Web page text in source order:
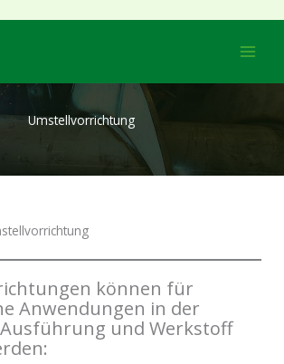
Umstellvorrichtung
können für
Anwendungen in der
und Werkstoff